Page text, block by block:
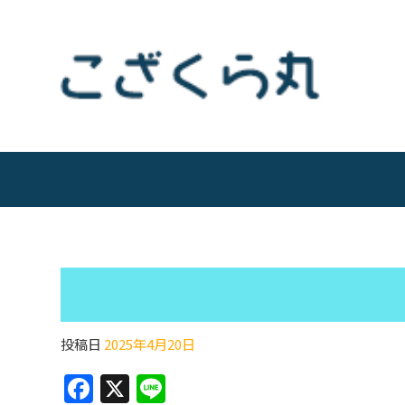
投稿日 2025年4月20日
F X